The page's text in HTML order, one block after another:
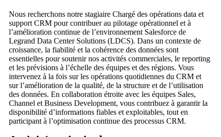
Nous recherchons notre stagiaire Chargé des opérations data et
support CRM pour contribuer au pilotage opérationnel et à
l’amélioration continue de l’environnement Salesforce de
Legrand Data Center Solutions (LDCS). Dans un contexte de
croissance, la fiabilité et la cohérence des données sont
essentielles pour soutenir nos activités commerciales, le reporting
et les prévisions à l’échelle des équipes et des régions. Vous
intervenez à la fois sur les opérations quotidiennes du CRM et
sur l’amélioration de la qualité, de la structure et de l’utilisation
des données. En collaboration étroite avec les équipes Sales,
Channel et Business Development, vous contribuez à garantir la
disponibilité d’informations fiables et exploitables, tout en
participant à l’optimisation continue des processus CRM.